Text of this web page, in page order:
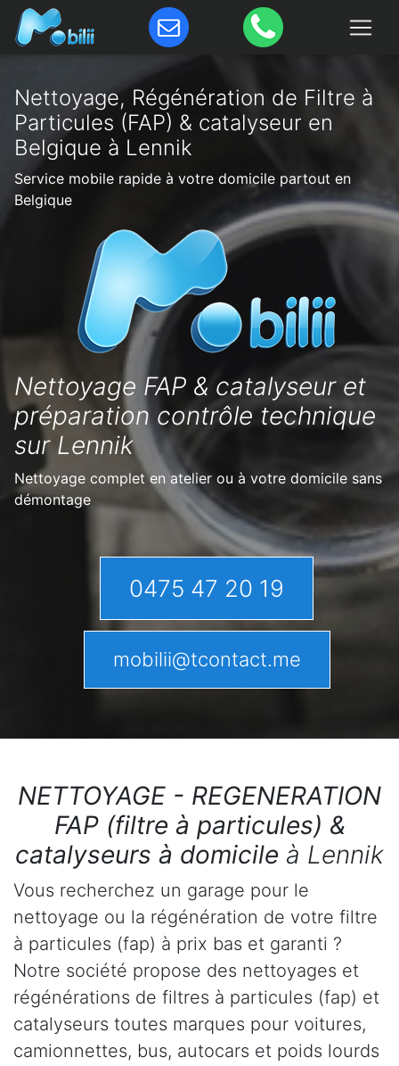
Nettoyage, Régénération de Filtre à
Particules (FAP) & catalyseur en
Belgique à Lennik
Service mobile rapide à votre domicile partout en
Belgique
Nettoyage FAP & catalyseur et
préparation contrôle technique
sur Lennik
Nettoyage complet en atelier ou à votre domicile sans
démontage
0475 47 20 19
mobilii@tcontact.me
NETTOYAGE - REGENERATION
FAP (filtre à particules) &
catalyseurs à domicile à Lennik
Vous recherchez un garage pour le
nettoyage ou la régénération de votre filtre
à particules (fap) à prix bas et garanti ?
Notre société propose des nettoyages et
régénérations de filtres à particules (fap) et
catalyseurs toutes marques pour voitures,
camionnettes, bus, autocars et poids lourds